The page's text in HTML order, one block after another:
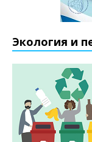
Экология и